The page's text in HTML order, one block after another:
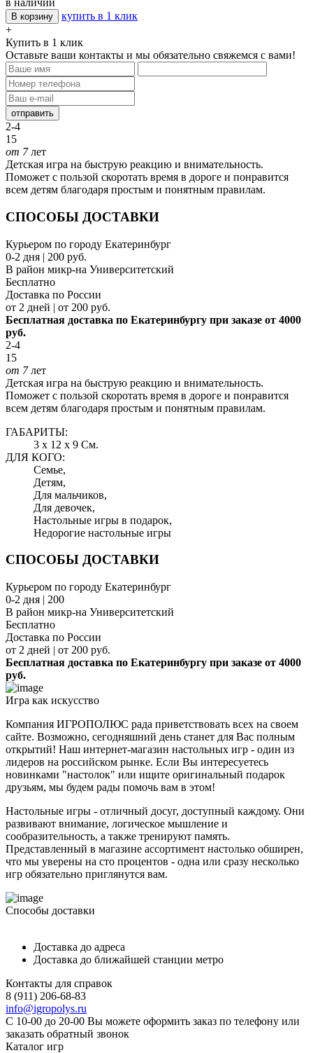
в наличии
В корзину
купить в 1 клик
+
Купить в 1 клик
Оставьте ваши контакты и мы обязательно свяжемся с вами!
отправить
2-4
15
от 7 лет
Детская игра на быструю реакцию и внимательность.
Поможет с пользой скоротать время в дороге и понравится
всем детям благодаря простым и понятным правилам.
СПОСОБЫ ДОСТАВКИ
Курьером по городу Екатеринбург
0-2 дня | 200 руб.
В район микр-на Университетский
Бесплатно
Доставка по России
от 2 дней | от 200 руб.
Бесплатная доставка по Екатеринбургу при заказе от 4000
руб.
2-4
15
от 7 лет
Детская игра на быструю реакцию и внимательность.
Поможет с пользой скоротать время в дороге и понравится
всем детям благодаря простым и понятным правилам.
ГАБАРИТЫ:
3 x 12 x 9 См.
ДЛЯ КОГО:
Семье,
Детям,
Для мальчиков,
Для девочек,
Настольные игры в подарок,
Недорогие настольные игры
СПОСОБЫ ДОСТАВКИ
Курьером по городу Екатеринбург
0-2 дня | 200
В район микр-на Университетский
Бесплатно
Доставка по России
от 2 дней | от 200 руб.
Бесплатная доставка по Екатеринбургу при заказе от 4000
руб.
Игра как искусство
Компания ИГРОПОЛЮС рада приветствовать всех на своем
сайте. Возможно, сегодняшний день станет для Вас полным
открытий! Наш интернет-магазин настольных игр - один из
лидеров на российском рынке. Если Вы интересуетесь
новинками "настолок" или ищите оригинальный подарок
друзьям, мы будем рады помочь вам в этом!
Настольные игры - отличный досуг, доступный каждому. Они
развивают внимание, логическое мышление и
сообразительность, а также тренируют память.
Представленный в магазине ассортимент настолько обширен,
что мы уверены на сто процентов - одна или сразу несколько
игр обязательно приглянутся вам.
Способы доставки
Доставка до адреса
Доставка до ближайшей станции метро
Контакты для справок
8 (911) 206-68-83
info@igropolys.ru
С 10-00 до 20-00 Вы можете оформить заказ по телефону или
заказать обратный звонок
Каталог игр